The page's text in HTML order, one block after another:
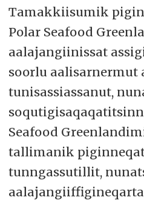
Tamakkiisumik
Polar Seafood
aalajangiinissat
soorlu aalisarnermut
tunisassiassanut,
Seafood
tallimanik
tunngassutillit,